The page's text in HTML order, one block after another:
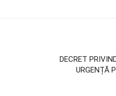
DECRET
URGENȚĂ